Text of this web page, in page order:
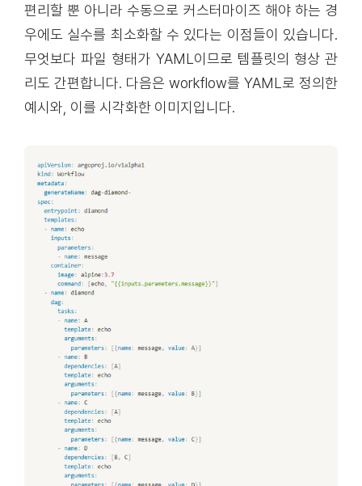
편리할 뿐 아니라 수동으로 커스터마이즈 해야 하는 경
우에도 실수를 최소화할 수 있다는 이점들이 있습니다.
무엇보다 파일 형태가 YAML이므로 템플릿의 형상 관
리도 간편합니다. 다음은 workflow를 YAML로 정의한
예시와, 이를 시각화한 이미지입니다.